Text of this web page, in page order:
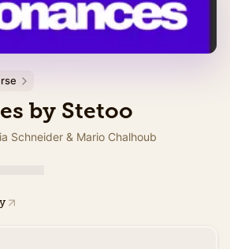
by Stetoo
Schneider & Mario Chalhoub